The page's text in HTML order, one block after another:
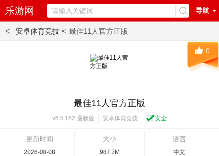
乐游网 导航
< 安卓体育竞技 < 最佳11人官方正版
最佳11人官方正版
v6.5.152 最新版 安卓体育竞技 安全
更新时间
2026-08-08
大小
987.7M
语言
中文
0